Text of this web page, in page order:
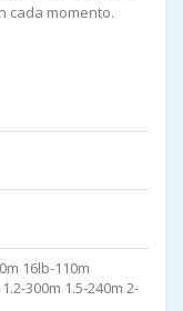
cada momento.
16lb-110m
300m 1.5-240m 2-